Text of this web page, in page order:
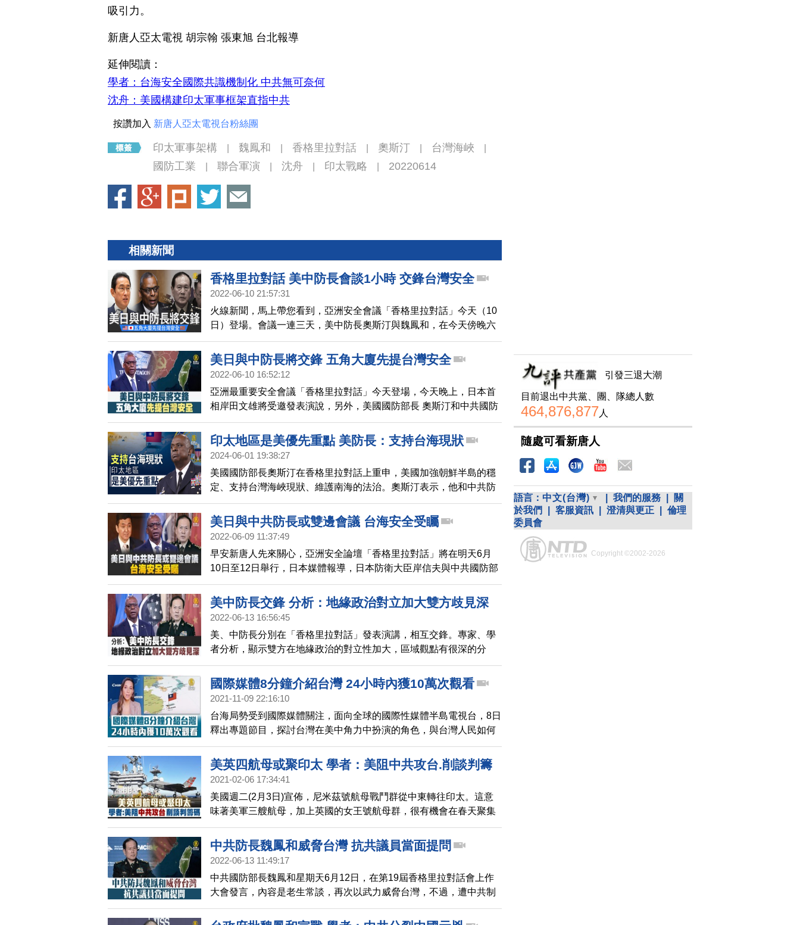
吸引力。
新唐人亞太電視 胡宗翰 張東旭 台北報導
延伸閱讀：
學者：台海安全國際共識機制化 中共無可奈何
沈舟：美國構建印太軍事框架直指中共
按讚加入 新唐人亞太電視台粉絲團
印太軍事架構 魏鳳和 香格里拉對話 奧斯汀 台灣海峽
國防工業 聯合軍演 沈舟 印太戰略 20220614
相關新聞
香格里拉對話 美中防長會談1小時 交鋒台灣安全
2022-06-10 21:57:31
火線新聞，馬上帶您看到，亞洲安全會議「香格里拉對話」今天（10
日）登場。會議一連三天，美中防長奧斯汀與魏鳳和，在今天傍晚六
點左右，舉行了約一個小時面對面的會談。彭博社報導，兩人在台灣
安全議題上產生分歧，雙方同意就分歧點進行更多會談。美國國防部
會前聲明指出，這次會談是應中方要求而舉行，美中依然處於競爭狀
美日與中防長將交鋒 五角大廈先提台灣安全
2022-06-10 16:52:12
亞洲最重要安全會議「香格里拉對話」今天登場，今天晚上，日本首
相岸田文雄將受邀發表演說，另外，美國國防部長 奧斯汀和中共國防
部長 魏鳳和 將在會議期間，舉行首次面對面會談。五角大廈新聞稿指
出，這次會談是應中方要求而舉行，並提到美中依然處於競爭狀態，
包括台灣安全議題等。
印太地區是美優先重點 美防長：支持台海現狀
2024-06-01 19:38:27
美國國防部長奧斯汀在香格里拉對話上重申，美國加強朝鮮半島的穩
定、支持台灣海峽現狀、維護南海的法治。奧斯汀表示，他和中共防
長對話並不是為了緩和緊張局勢，而是找出問題並設下護欄，以免雙
方發生誤判。
美日與中共防長或雙邊會議 台海安全受矚
2022-06-09 11:37:49
早安新唐人先來關心，亞洲安全論壇「香格里拉對話」將在明天6月
10日至12日舉行，日本媒體報導，日本防衛大臣岸信夫與中共國防部
長魏鳳和在出席會議期間，可能會舉行雙邊會談。另外，先前外媒也
透露，美國防長奧斯汀也將與魏鳳和首次面對面會晤，預料台海安全
議題，將是美日中的焦點。日媒報導，岸信夫預料在日中雙邊會談
外，鑑於台灣有事等情況，日本也將展現不容許以武力片面改變現狀
的態度。而奧斯汀與魏鳳和的會面時點，發生在拜登的軍事保台論之
後，美方在台海安全議題上，對
美中防長交鋒 分析：地緣政治對立加大雙方歧見深
2022-06-13 16:56:45
美、中防長分別在「香格里拉對話」發表演講，相互交鋒。專家、學
者分析，顯示雙方在地緣政治的對立性加大，區域觀點有很深的分
歧；同時，台海情勢也格外受到國際關注。
國際媒體8分鐘介紹台灣 24小時內獲10萬次觀看
2021-11-09 22:16:10
台海局勢受到國際媒體關注，面向全球的國際性媒體半島電視台，8日
釋出專題節目，探討台灣在美中角力中扮演的角色，與台灣人民如何
看待中國共產政權。影片在社群媒體釋出24小時內，吸引超過10萬次
觀看，超過300則留言。
美英四航母或聚印太 學者：美阻中共攻台.削談判籌
碼
2021-02-06 17:34:41
美國週二(2月3日)宣佈，尼米茲號航母戰鬥群從中東轉往印太。這意
味著美軍三艘航母，加上英國的女王號航母群，很有機會在春天聚集
印太地區。台大政治系名譽教授明居正(5日)分析，美方用意之一，是
阻止中共侵略台灣，包括削弱中共的談判籌碼。
中共防長魏鳳和威脅台灣 抗共議員當面提問
2022-06-13 11:49:17
中共國防部長魏鳳和星期天6月12日，在第19屆香格里拉對話會上作
大會發言，內容是老生常談，再次以武力威脅台灣，不過，遭中共制
裁的資深歐洲議員包瑞翰，當面對魏鳳和做尖銳提問，問中共為何不
兌現承諾，捍衛烏克蘭的領土主權完整，對此，魏鳳和尷尬閃避。
引發三退大潮
目前退出中共黨、團、隊總人數
464,876,877人
隨處可看新唐人
語言： 中文(台灣) 我們的服務
關
於我們
客服資訊 澄清與更正
倫理
委員會
Copyright ©2002-2026